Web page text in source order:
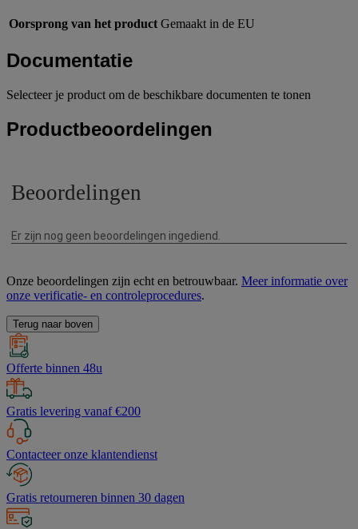
Oorsprong van het product Gemaakt in de EU
Documentatie
Selecteer je product om de beschikbare documenten te tonen
Productbeoordelingen
Onze beoordelingen zijn echt en betrouwbaar. Meer informatie over
onze verificatie- en controleprocedures.
Terug naar boven
Offerte binnen 48u
Gratis levering vanaf €200
Contacteer onze klantendienst
Gratis retourneren binnen 30 dagen